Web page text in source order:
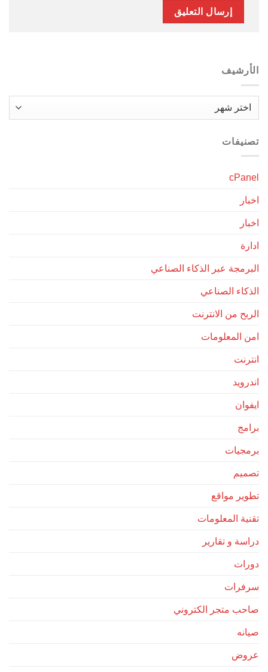
الأرشيف
الأرشيف
تصنيفات
cPanel
اخبار
اخبار
ادارة
البرمجة عبر الذكاء الصناعي
الذكاء الصناعي
الربح من الانترنت
امن المعلومات
انترنت
اندرويد
ايفوان
برامج
برمجيات
تصميم
تطوير مواقع
تقنية المعلومات
دراسة و تقارير
دورات
سرفرات
صاحب متجر الكتروني
صيانه
عروض